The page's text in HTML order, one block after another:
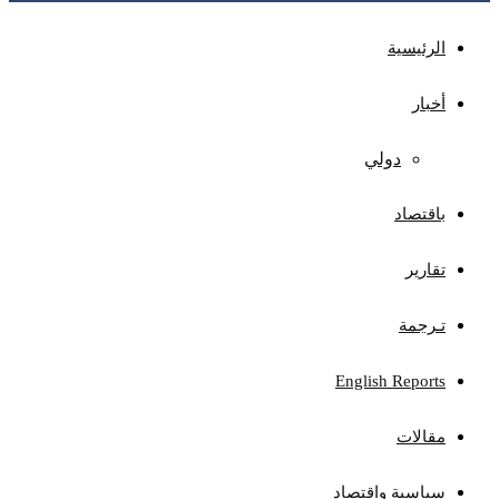
الرئيسية
أخبار
دولي
باقتصاد
تقارير
تـرجمة
English Reports
مقالات
سياسية واقتصاد